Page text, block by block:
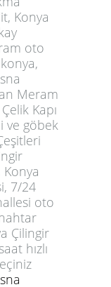
Konya
oto
Meram
Kapı
ve göbek
7/24
oto
Çilingir
hızlı